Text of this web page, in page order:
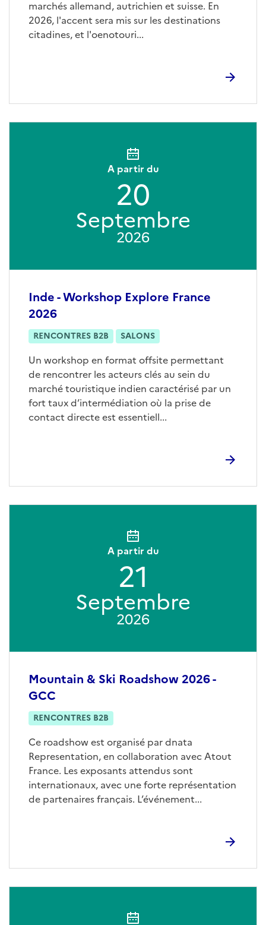
marchés allemand, autrichien et suisse. En
2026, l'accent sera mis sur les destinations
citadines, et l'oenotouri...
Inde - Workshop Explore France
2026
RENCONTRES B2B SALONS
Un workshop en format offsite permettant
de rencontrer les acteurs clés au sein du
marché touristique indien caractérisé par un
fort taux d’intermédiation où la prise de
contact directe est essentiell...
A partir du
20
Septembre
2026
Mountain & Ski Roadshow 2026 -
GCC
RENCONTRES B2B
Ce roadshow est organisé par dnata
Representation, en collaboration avec Atout
France. Les exposants attendus sont
internationaux, avec une forte représentation
de partenaires français. L’événement...
A partir du
21
Septembre
2026